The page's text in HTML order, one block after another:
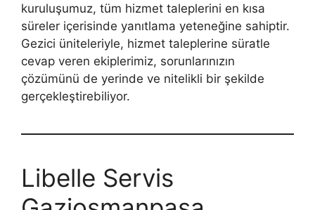
kuruluşumuz, tüm hizmet taleplerini en kısa
süreler içerisinde yanıtlama yeteneğine sahiptir.
Gezici üniteleriyle, hizmet taleplerine süratle
cevap veren ekiplerimiz, sorunlarınızın
çözümünü de yerinde ve nitelikli bir şekilde
gerçekleştirebiliyor.
Libelle Servis